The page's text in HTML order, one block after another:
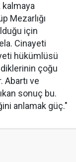
kalmaya
Mezarlığı
için
Cinayeti
hükümlüsü
çoğu
Abartı ve
sonuç bu.
anlamak güç."